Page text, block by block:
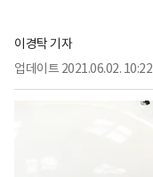
이경탁 기자
업데이트 2021.06.02. 10:22